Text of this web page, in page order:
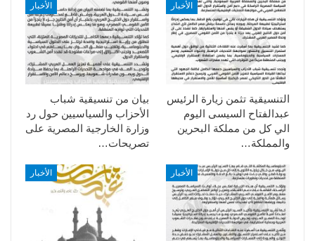
الأخبار
بيان من تنسيقية شباب
الأحزاب والسياسيين حول رد
وزارة الخارجية المصرية على
تصريحات…
الأخبار
التنسيقية تثمن زيارة الرئيس
عبدالفتاح السيسى اليوم
الي كل من مملكة البحرين
والمملكة…
الأخبار الأخبار